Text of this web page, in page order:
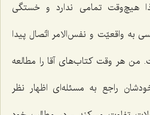
هیچ‌وقت تمامی ندارد و خستگی
به واقعیّت و نفس‌الامر اتّصال پیدا
هر وقت کتاب‌های آقا را مطالعه
راجع به مسئله‌ای اظهار نظر